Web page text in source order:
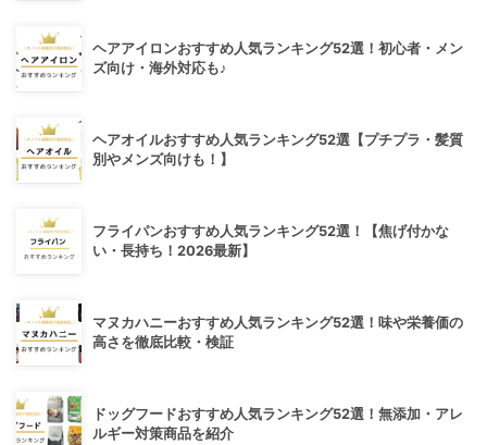
ヘアアイロンおすすめ人気ランキング52選！初心者・メン
ズ向け・海外対応も♪
ヘアオイルおすすめ人気ランキング52選【プチプラ・髪質
別やメンズ向けも！】
フライパンおすすめ人気ランキング52選！【焦げ付かな
い・長持ち！2026最新】
マヌカハニーおすすめ人気ランキング52選！味や栄養価の
高さを徹底比較・検証
ドッグフードおすすめ人気ランキング52選！無添加・アレ
ルギー対策商品を紹介